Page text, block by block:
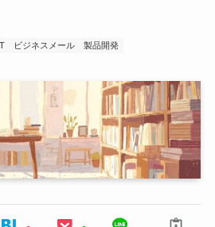
ビジネスメール 製品開発